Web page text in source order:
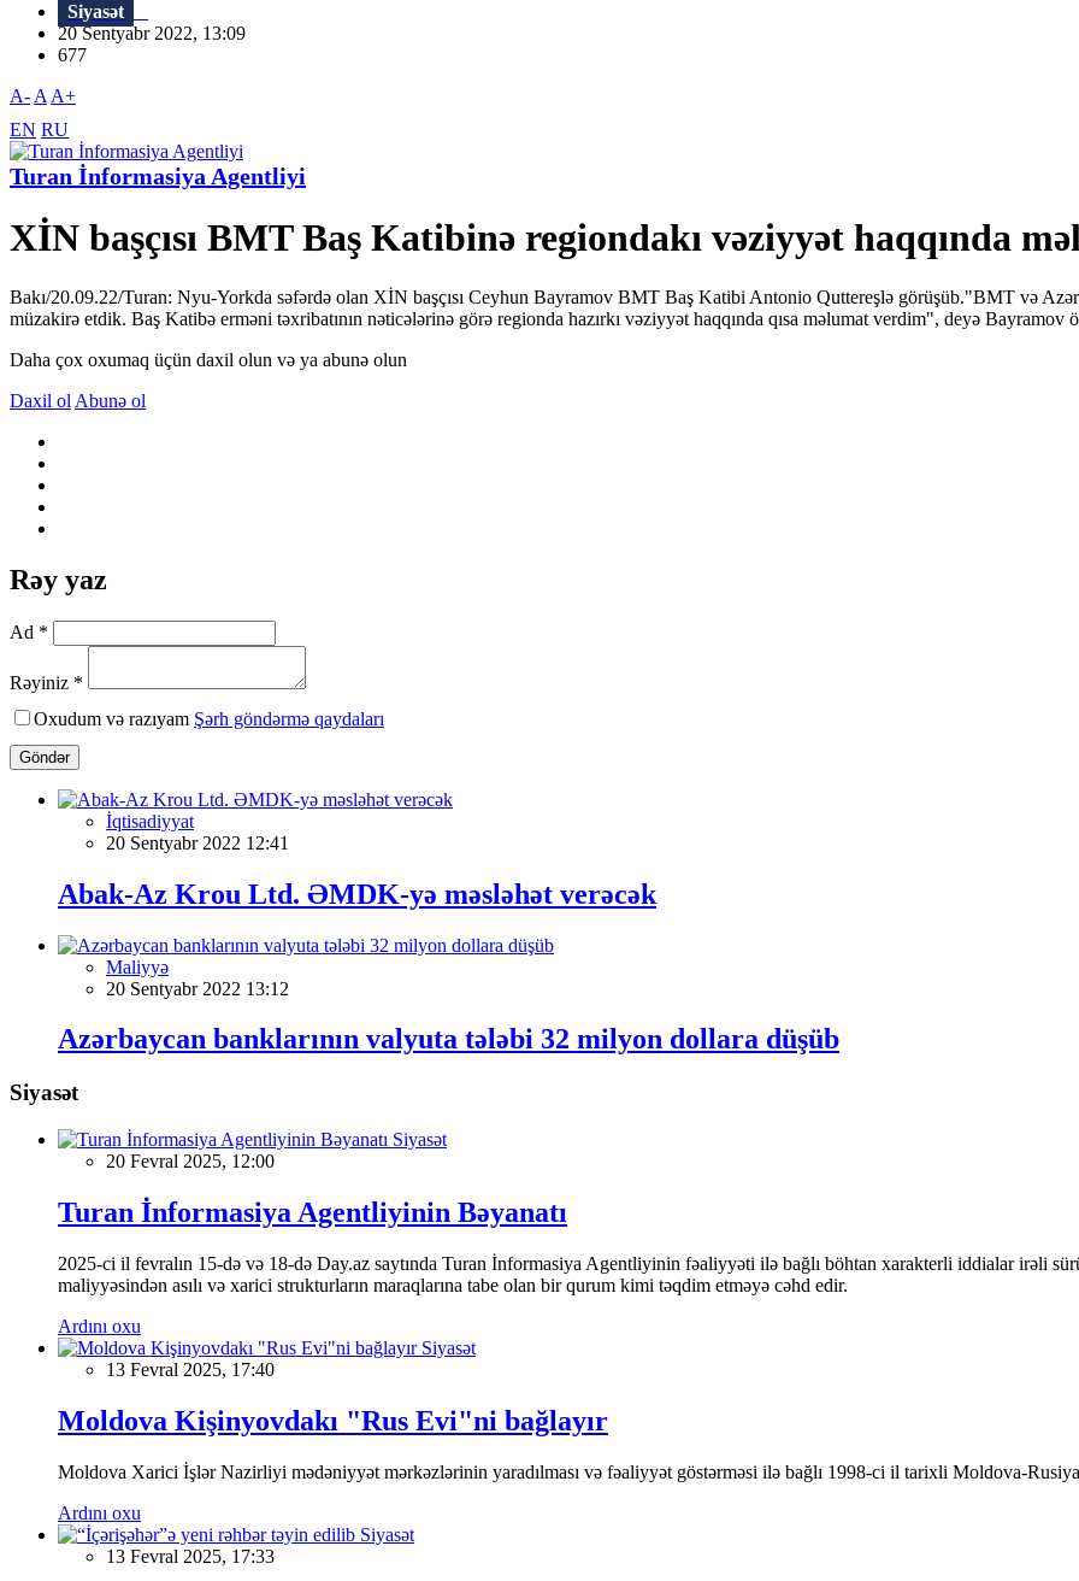
Siyasət
20 Sentyabr 2022, 13:09
677
A- A A+
EN RU
Turan İnformasiya Agentliyi
XİN başçısı BMT Baş Katibinə regiondakı vəziyyət haqqında
Bakı/20.09.22/Turan: Nyu-Yorkda səfərdə olan XİN başçısı Ceyhun Bayramov BMT Baş Katibi Antonio Quttereşlə görüşüb."BMT və
müzakirə etdik. Baş Katibə erməni təxribatının nəticələrinə görə regionda hazırkı vəziyyət haqqında qısa məlumat verdim", deyə Bayramov
Daha çox oxumaq üçün daxil olun və ya abunə olun
Daxil ol Abunə ol
Rəy yaz
Ad *
Rəyiniz *
Oxudum və razıyam Şərh göndərmə qaydaları
Göndər
İqtisadiyyat
20 Sentyabr 2022 12:41
Abak-Az Krou Ltd. ƏMDK-yə məsləhət verəcək
Maliyyə
20 Sentyabr 2022 13:12
Azərbaycan banklarının valyuta tələbi 32 milyon dollara düşüb
Siyasət
Siyasət
20 Fevral 2025, 12:00
Turan İnformasiya Agentliyinin Bəyanatı
2025-ci il fevralın 15-də və 18-də Day.az saytında Turan İnformasiya Agentliyinin fəaliyyəti ilə bağlı böhtan xarakterli iddialar irəli
maliyyəsindən asılı və xarici strukturların maraqlarına tabe olan bir qurum kimi təqdim etməyə cəhd edir.
Ardını oxu
Siyasət
13 Fevral 2025, 17:40
Moldova Kişinyovdakı "Rus Evi"ni bağlayır
Moldova Xarici İşlər Nazirliyi mədəniyyət mərkəzlərinin yaradılması və fəaliyyət göstərməsi ilə bağlı 1998-ci il tarixli Moldova-
Ardını oxu
Siyasət
13 Fevral 2025, 17:33